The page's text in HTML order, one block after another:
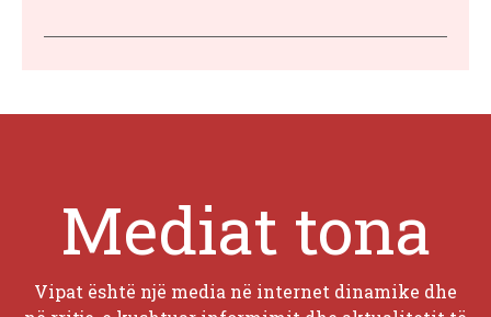
Mediat tona
Vipat është një media në internet dinamike dhe